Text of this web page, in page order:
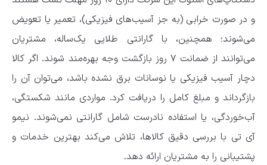
و در صورت خرابی (به جز آسیب‌های فیزیکی)، تعمیر یا تعویض
می‌شوند؛ همچنین، با گارانتی طلایی یک‌ساله، مشتریان
می‌توانند از ضمانت ۷ روز بازگشت وجه بهره‌مند شوند. اگر کالا
دچار آسیب فیزیکی یا نوسانات برق نشده باشد، می‌توان آن را
بازگرداند و مبلغ کامل را دریافت کرد. مواردی مانند شکستگی،
آب‌خوردگی، یا استفاده نادرست شامل گارانتی نمی‌شوند. نیمو
آی تی با بررسی دقیق کالاها، تلاش می‌کند بهترین خدمات و
پشتیبانی را به مشتریان ارائه دهد.